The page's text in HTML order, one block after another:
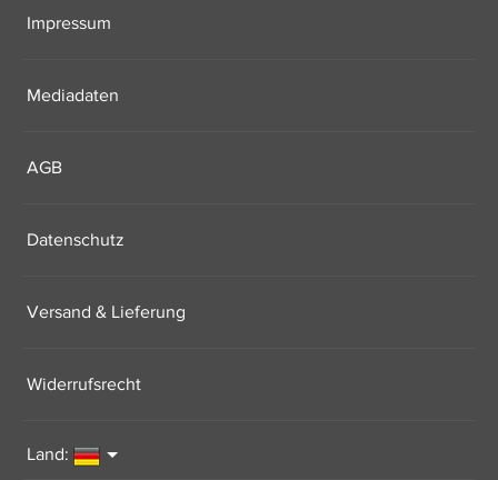
Impressum
Mediadaten
AGB
Datenschutz
Versand & Lieferung
Widerrufsrecht
Land: